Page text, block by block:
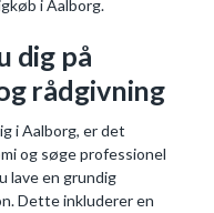
i Aalborg.
dig på
rådgivning
i Aalborg, er det
og søge professionel
lave en grundig
Dette inkluderer en